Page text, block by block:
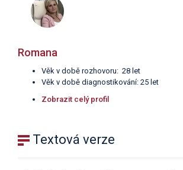
Romana
Věk v době rozhovoru: 28 let
Věk v době diagnostikování: 25 let
Zobrazit celý profil
Textová verze